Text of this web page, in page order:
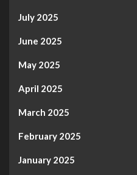
July 2025
June 2025
May 2025
April 2025
March 2025
February 2025
January 2025